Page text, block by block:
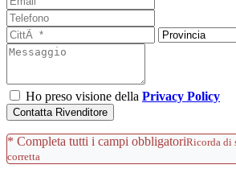
Ho preso visione della Privacy Policy
Contatta Rivenditore
* Completa tutti i campi obbligatoriRicorda di
corretta